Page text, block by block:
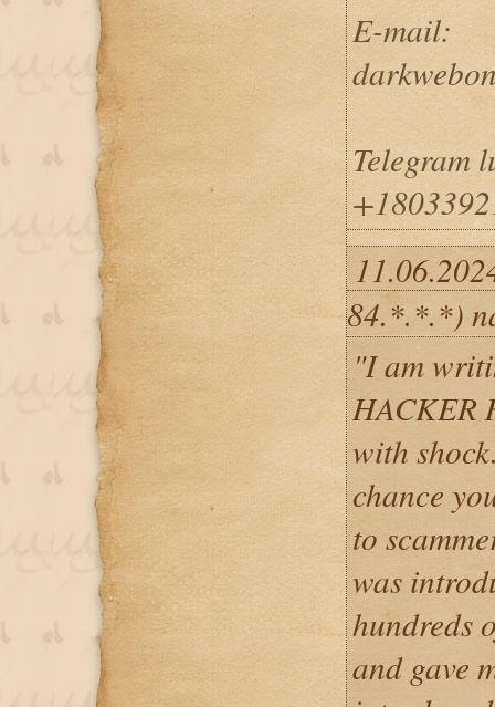
E-mail:
Telegram
84.*.*.*)
"I am
HACKER
with
chance
to
was
hundreds
and gave